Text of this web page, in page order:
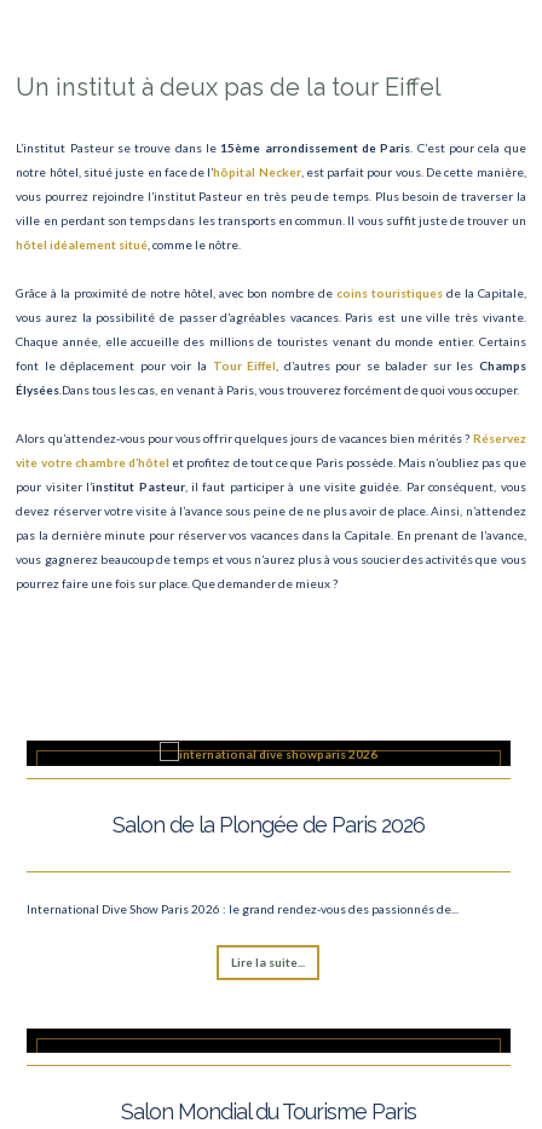
Un institut à deux pas de la tour Eiffel
L’institut Pasteur se trouve dans le 15ème arrondissement de Paris . C’est pour cela que
notre hôtel, situé juste en face de l’hôpital Necker, est parfait pour vous. De cette manière,
vous pourrez rejoindre l’institut Pasteur en très peu de temps. Plus besoin de traverser la
ville en perdant son temps dans les transports en commun. Il vous suffit juste de trouver un
hôtel idéalement situé , comme le nôtre.
Grâce à la proximité de notre hôtel, avec bon nombre de coins touristiquesde la Capitale,
vous aurez la possibilité de passer d’agréables vacances. Paris est une ville très vivante.
Chaque année, elle accueille des millions de touristes venant du monde entier. Certains
font le déplacement pour voir la Tour Eiffel , d’autres pour se balader sur les Champs
Élysées .Dans tous les cas, en venant à Paris, vous trouverez forcément de quoi vous occuper.
Alors qu’attendez-vous pour vous offrir quelques jours de vacances bien mérités ? Réservez
vite votre chambre d’hôtel et profitez de tout ce que Paris possède. Mais n’oubliez pas que
pour visiter l’institut Pasteur, il faut participer à une visite guidée. Par conséquent, vous
devez réserver votre visite à l’avance sous peine de ne plus avoir de place. Ainsi, n’attendez
pas la dernière minute pour réserver vos vacances dans la Capitale. En prenant de l’avance,
vous gagnerez beaucoup de temps et vous n’aurez plus à vous soucier des activités que vous
pourrez faire une fois sur place. Que demander de mieux ?
Salon de la Plongée de Paris 2026
International Dive Show Paris 2026 : le grand rendez-vous des passionnés de...
Lire la suite...
Salon Mondial du Tourisme Paris